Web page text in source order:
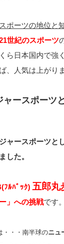
ポーツの地位と
世紀のスポーツ
ら日本国内で強
、人気は上がり
ャースポーツ
ャースポーツと
した。
ﾌﾙﾊﾞｯｸ) 五郎丸
」への挑戦です。
・・・南半球のニュ